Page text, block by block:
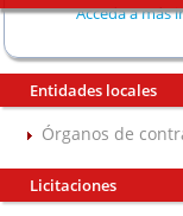
Acceda a más
Entidades locales
Órganos de
Licitaciones